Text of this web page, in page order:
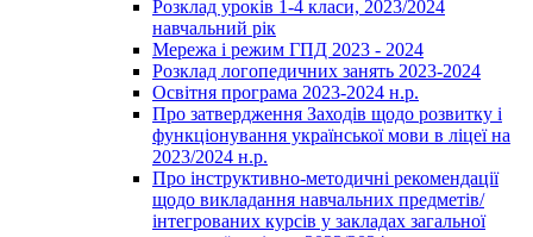
Розклад уроків 1-4 класи, 2023/2024
навчальний рік
Мережа і режим ГПД 2023 - 2024
Розклад логопедичних занять 2023-2024
Освітня програма 2023-2024 н.р.
Про затвердження Заходів щодо розвитку і
функціонування української мови в ліцеї на
2023/2024 н.р.
Про інструктивно-методичні рекомендації
щодо викладання навчальних предметів/
інтегрованих курсів у закладах загальної